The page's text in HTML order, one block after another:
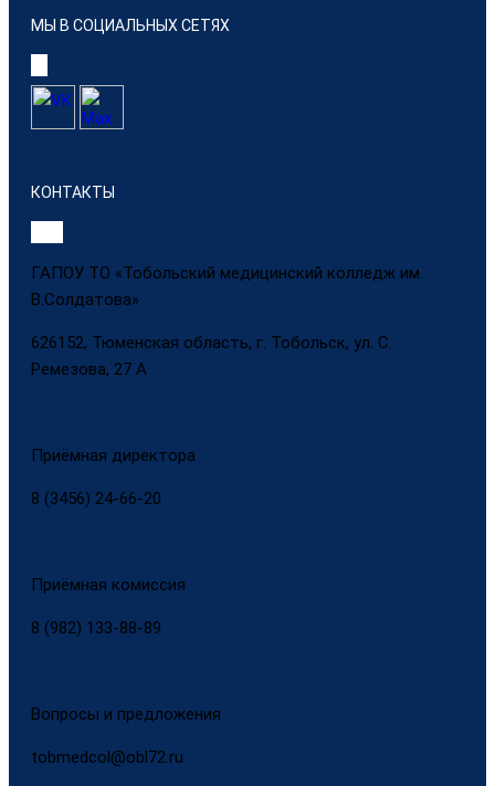
МЫ В СОЦИАЛЬНЫХ СЕТЯХ
КОНТАКТЫ
ГАПОУ ТО «Тобольский медицинский колледж им.
В.Солдатова»
626152, Тюменская область, г. Тобольск, ул. С.
Ремезова, 27 А
Приёмная директора
8 (3456) 24-66-20
Приёмная комиссия
8 (982) 133-88-89
Вопросы и предложения
tobmedcol@obl72.ru